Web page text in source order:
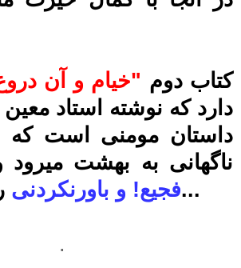
کتاب دوم "خیام و آن
دارد که نوشته استاد
داستان مومنی است که
ناگهانی به بهشت میرود
فجیع! و باورنکردنیروبرو میشود...
.